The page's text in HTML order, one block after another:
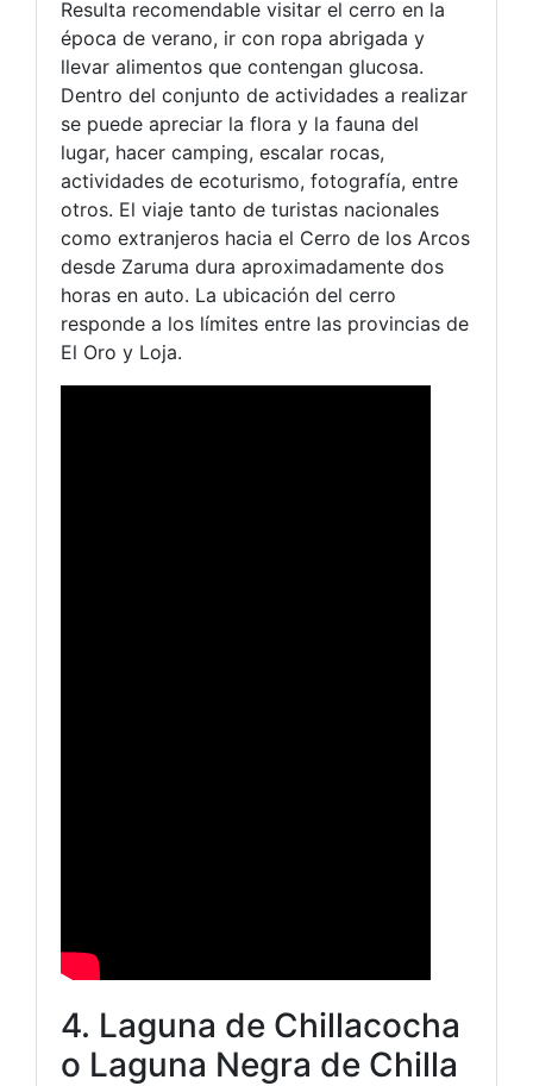
Resulta recomendable visitar el cerro en la
época de verano, ir con ropa abrigada y
llevar alimentos que contengan glucosa.
Dentro del conjunto de actividades a realizar
se puede apreciar la flora y la fauna del
lugar, hacer camping, escalar rocas,
actividades de ecoturismo, fotografía, entre
otros. El viaje tanto de turistas nacionales
como extranjeros hacia el Cerro de los Arcos
desde Zaruma dura aproximadamente dos
horas en auto. La ubicación del cerro
responde a los límites entre las provincias de
El Oro y Loja.
4. Laguna de Chillacocha
o Laguna Negra de Chilla